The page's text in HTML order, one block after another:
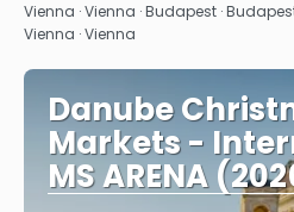
See
Vienna · Vienna · Budapest ·
Vienna · Vienna
Danube
Markets -
MS ARENA